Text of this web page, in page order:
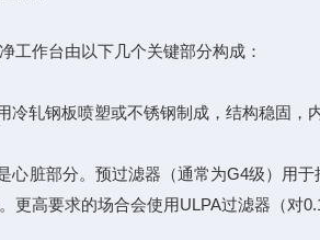
工作台由以下几个关键部分构成：
冷轧钢板喷塑或不锈钢制成，结构稳固
心脏部分。预过滤器（通常为G4级）用
更高要求的场合会使用ULPA过滤器（对